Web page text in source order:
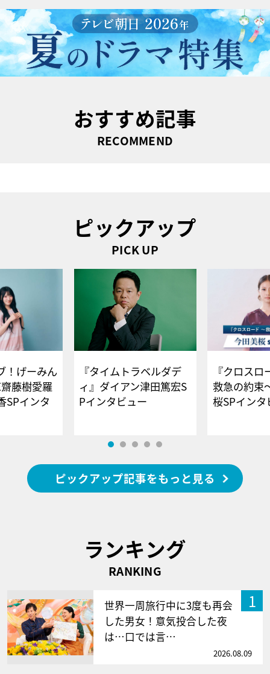
おすすめ記事
RECOMMEND
ピックアップ
PICK UP
！げーみん
藤樹愛羅
SPインタ
『タイムトラベルダデ
ィ』ダイアン津田篤宏S
Pインタビュー
『クロス
救急の約束
桜SPイ
ピックアップ記事をもっと見る
ランキング
RANKING
1
世界一周旅行中に3度も再会
した男女！意気投合した夜
は…口では言…
2026.08.09